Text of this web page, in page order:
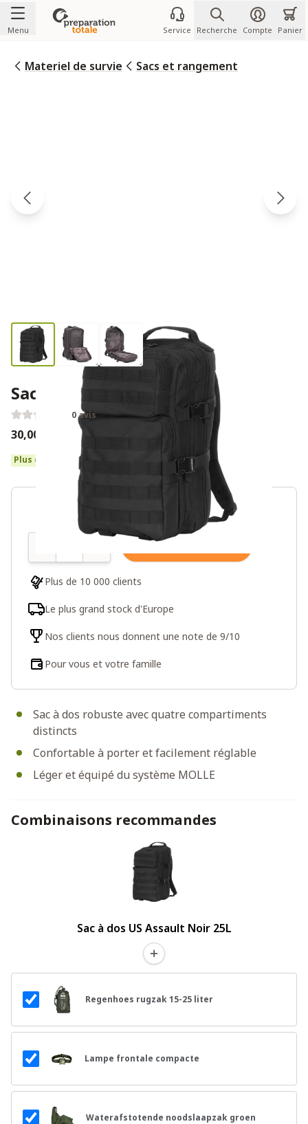
Allez au contenu
Menu Service Recherche Compte Panier
Materiel de survie Sacs et rangement
Sac à dos US Assault Noir 25L
0 avis
30,00€ 40,00€
Plus de 10 en stock
Sac à dos robuste avec quatre compartiments
distincts
Confortable à porter et facilement réglable
Léger et équipé du système MOLLE
Plus de 10 000 clients
Le plus grand stock d'Europe
Nos clients nous donnent une note de 9/10
Pour vous et votre famille
Combinaisons recommandes
Sac à dos US Assault Noir 25L
Regenhoes rugzak 15-25 liter
Lampe frontale compacte
Waterafstotende noodslaapzak groen